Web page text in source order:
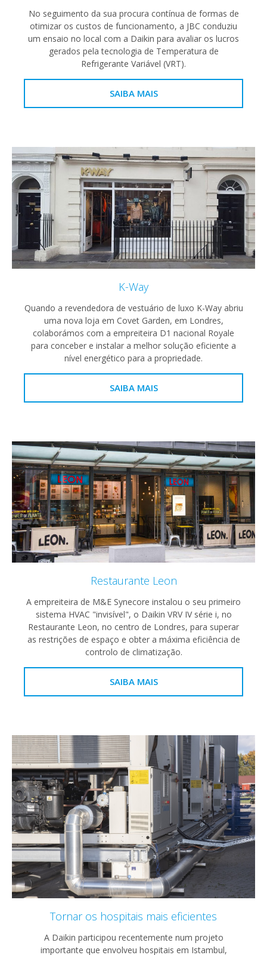
No seguimento da sua procura contínua de formas de
otimizar os custos de funcionamento, a JBC conduziu
um ensaio no local com a Daikin para avaliar os lucros
gerados pela tecnologia de Temperatura de
Refrigerante Variável (VRT).
SAIBA MAIS
K-Way
Quando a revendedora de vestuário de luxo K-Way abriu
uma nova loja em Covet Garden, em Londres,
colaborámos com a empreiteira D1 nacional Royale
para conceber e instalar a melhor solução eficiente a
nível energético para a propriedade.
SAIBA MAIS
Restaurante Leon
A empreiteira de M&E Synecore instalou o seu primeiro
sistema HVAC "invisível", o Daikin VRV IV série i, no
Restaurante Leon, no centro de Londres, para superar
as restrições de espaço e obter a máxima eficiência de
controlo de climatização.
SAIBA MAIS
Tornar os hospitais mais eficientes
A Daikin participou recentemente num projeto
importante que envolveu hospitais em Istambul,